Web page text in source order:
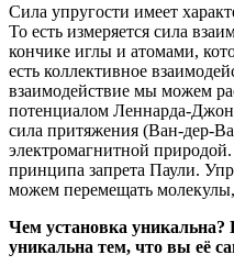
Сила упругости имеет
То есть измеряется сила
кончике иглы и атомами,
есть коллективное
взаимодействие мы можем
потенциалом Леннарда-
сила притяжения (Ван-дер-
электромагнитной
принципа запрета Паули.
можем перемещать
Чем установка уникальна?
уникальна тем, что вы её